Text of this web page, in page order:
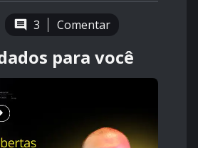
3 Comentar
para você